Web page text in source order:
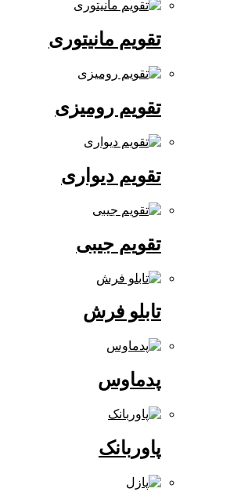
تقویم مانیتوری
تقویم رومیزی
تقویم دیواری
تقویم جیبی
تابلو فرش